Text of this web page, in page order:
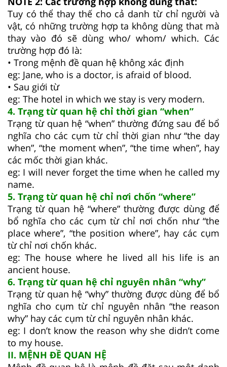
Tuy có thể thay thế cho cả danh từ chỉ người và
vật, có những trường hợp ta không dùng that mà
thay vào đó sẽ dùng who/ whom/ which. Các
trường hợp đó là:
• Trong mệnh đề quan hệ không xác định
eg: Jane, who is a doctor, is afraid of blood.
• Sau giới từ
eg: The hotel in which we stay is very modern.
4. Trạng từ quan hệ chỉ thời gian “when”
Trạng từ quan hệ “when” thường đứng sau để bổ
nghĩa cho các cụm từ chỉ thời gian như “the day
when”, “the moment when”, “the time when”, hay
các mốc thời gian khác.
eg: I will never forget the time when he called my
name.
5. Trạng từ quan hệ chỉ nơi chốn “where”
Trạng từ quan hệ “where” thường được dùng để
bổ nghĩa cho các cụm từ chỉ nơi chốn như “the
place where”, “the position where”, hay các cụm
từ chỉ nơi chốn khác.
eg: The house where he lived all his life is an
ancient house.
6. Trạng từ quan hệ chỉ nguyên nhân “why”
Trạng từ quan hệ “why” thường được dùng để bổ
nghĩa cho cụm từ chỉ nguyên nhân “the reason
why” hay các cụm từ chỉ nguyên nhân khác.
eg: I don’t know the reason why she didn’t come
to my house.
II. MỆNH ĐỀ QUAN HỆ